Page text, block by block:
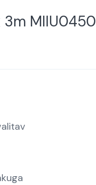
3m MIIU0450